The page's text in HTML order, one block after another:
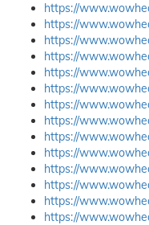
https://
https://
https://
https://
https://
https://
https://
https://
https://
https://
https://
https://
https://
https://